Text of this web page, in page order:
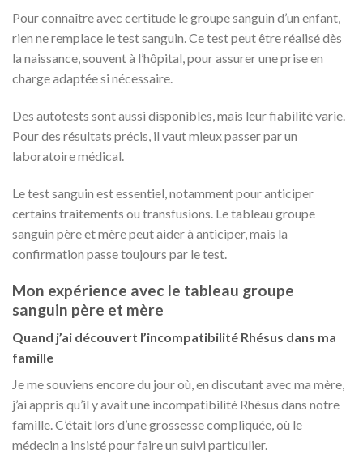
Pour connaître avec certitude le groupe sanguin d’un enfant,
rien ne remplace le test sanguin. Ce test peut être réalisé dès
la naissance, souvent à l’hôpital, pour assurer une prise en
charge adaptée si nécessaire.
Des autotests sont aussi disponibles, mais leur fiabilité varie.
Pour des résultats précis, il vaut mieux passer par un
laboratoire médical.
Le test sanguin est essentiel, notamment pour anticiper
certains traitements ou transfusions. Le tableau groupe
sanguin père et mère peut aider à anticiper, mais la
confirmation passe toujours par le test.
Mon expérience avec le tableau groupe
sanguin père et mère
Quand j’ai découvert l’incompatibilité Rhésus dans ma
famille
Je me souviens encore du jour où, en discutant avec ma mère,
j’ai appris qu’il y avait une incompatibilité Rhésus dans notre
famille. C’était lors d’une grossesse compliquée, où le
médecin a insisté pour faire un suivi particulier.